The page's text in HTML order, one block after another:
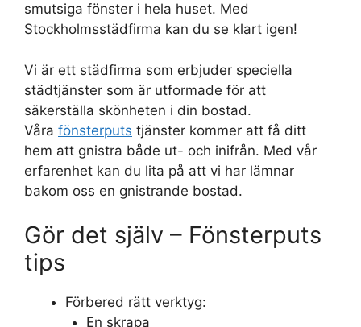
smutsiga fönster i hela huset. Med
Stockholmsstädfirma kan du se klart igen!
Vi är ett städfirma som erbjuder speciella
städtjänster som är utformade för att
säkerställa skönheten i din bostad.
Våra fönsterputs tjänster kommer att få ditt
hem att gnistra både ut- och inifrån. Med vår
erfarenhet kan du lita på att vi har lämnar
bakom oss en gnistrande bostad.
Gör det själv – Fönsterputs
tips
Förbered rätt verktyg:
En skrapa